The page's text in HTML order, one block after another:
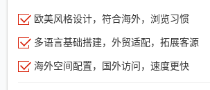
欧美风格设计，符合海外，浏览习惯
多语言基础搭建，外贸适配，拓展客源
海外空间配置，国外访问，速度更快